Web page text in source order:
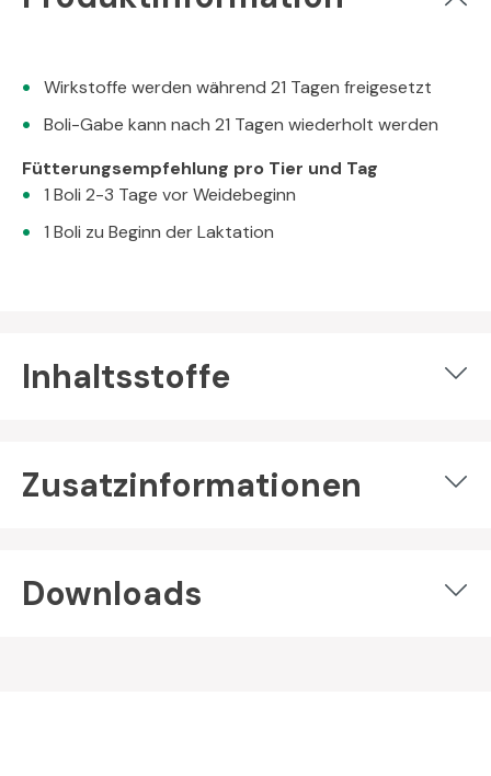
Wirkstoffe werden während 21 Tagen freigesetzt
Boli-Gabe kann nach 21 Tagen wiederholt werden
Fütterungsempfehlung pro Tier und Tag
1 Boli 2-3 Tage vor Weidebeginn
1 Boli zu Beginn der Laktation
Inhaltsstoffe
Zusatzinformationen
Downloads